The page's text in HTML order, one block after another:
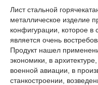
Лист стальной
металлическое изделие
конфигурации, которое в
является очень
Продукт нашел
экономики, в
военной авиации, в
станкостроении,